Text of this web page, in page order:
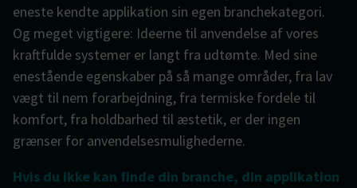
eneste kendte applikation sin egen branchekategori.
Og meget vigtigere: Ideerne til anvendelse af vores
kraftfulde systemer er langt fra udtømte. Med sine
enestående egenskaber på så mange områder, fra lav
vægt til nem forarbejdning, fra termiske fordele til
komfort, fra holdbarhed til æstetik, er der ingen
grænser for anvendelsesmulighederne.
Hvis du ikke kan finde din branche, din applikation